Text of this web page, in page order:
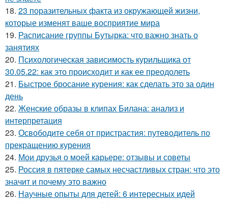
18. 23 поразительных факта из окружающей жизни,
которые изменят ваше восприятие мира
19. Расписание группы Бутырка: что важно знать о
занятиях
20. Психологическая зависимость курильщика от
30.05.22: как это происходит и как ее преодолеть
21. Быстрое бросание курения: как сделать это за один
день
22. Женские образы в клипах Билана: анализ и
интерпретация
23. Освободите себя от пристрастия: путеводитель по
прекращению курения
24. Мои друзья о моей карьере: отзывы и советы
25. Россия в пятерке самых несчастливых стран: что это
значит и почему это важно
26. Научные опыты для детей: 6 интересных идей